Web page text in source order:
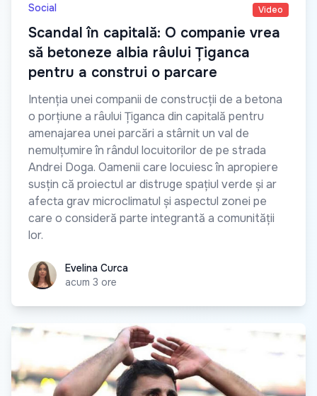
Social Video
Scandal în capitală: O companie vrea
să betoneze albia râului Țiganca
pentru a construi o parcare
Intenția unei companii de construcții de a betona
o porțiune a râului Țiganca din capitală pentru
amenajarea unei parcări a stârnit un val de
nemulțumire în rândul locuitorilor de pe strada
Andrei Doga. Oamenii care locuiesc în apropiere
susțin că proiectul ar distruge spațiul verde și ar
afecta grav microclimatul și aspectul zonei pe
care o consideră parte integrantă a comunității
lor.
Evelina CurcaEvelina Curca
acum 3 ore